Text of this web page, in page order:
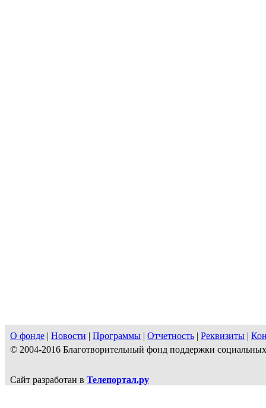
О фонде | Новости | Программы | Отчетность | Реквизиты |
© 2004-2016 Благотворительный фонд поддержки
Сайт разработан в Телепортал.ру